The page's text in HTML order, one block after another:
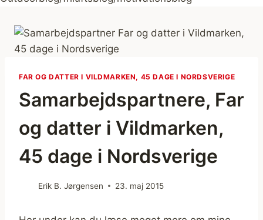
FAR OG DATTER I VILDMARKEN, 45 DAGE I NORDSVERIGE
Samarbejdspartnere, Far
og datter i Vildmarken,
45 dage i Nordsverige
Erik B. Jørgensen 23. maj 2015